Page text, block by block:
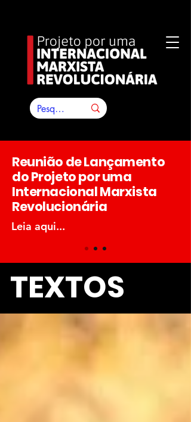
Reunião de Lançamento
do Projeto por uma
Internacional Marxista
Revolucionária
Leia aqui...
TEXTOS